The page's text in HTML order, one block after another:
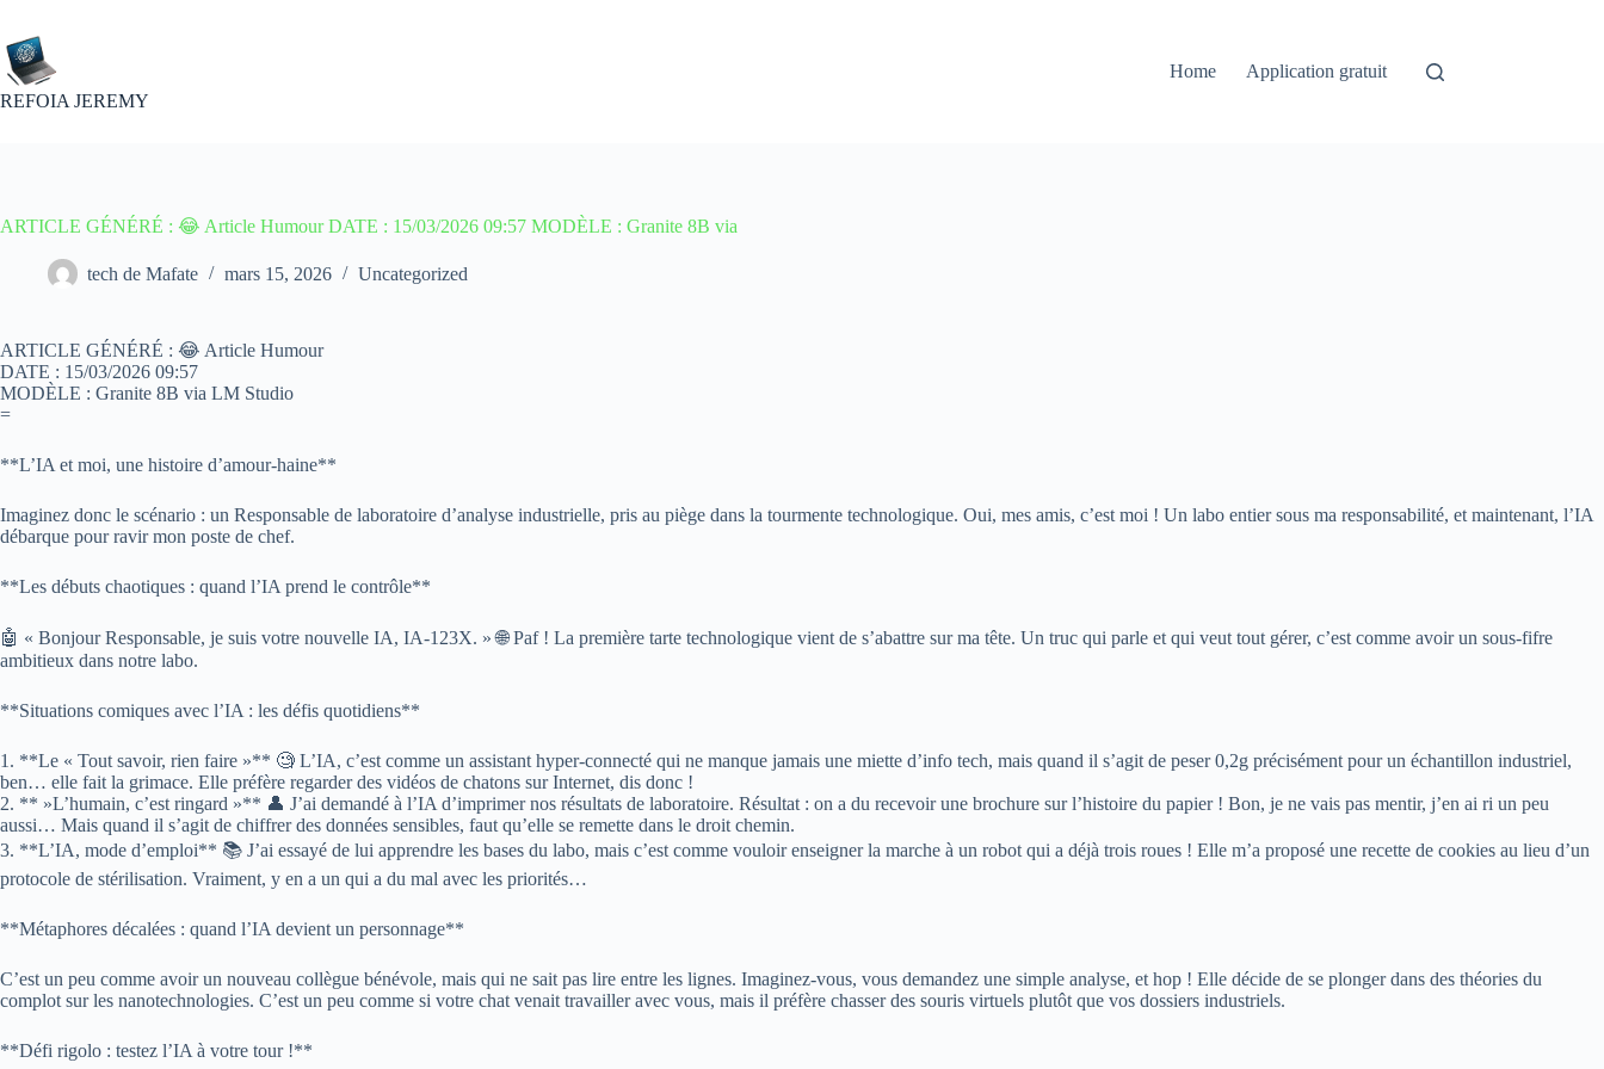
contenu
REFOIA JEREMY
Home Application gratuit
ARTICLE GÉNÉRÉ : 😂 Article Humour DATE : 15/03/2026 09:57 MODÈLE : Granite 8B via
tech de Mafate mars 15, 2026 Uncategorized
ARTICLE GÉNÉRÉ : 😂 Article Humour
DATE : 15/03/2026 09:57
MODÈLE : Granite 8B via LM Studio
=
**L’IA et moi, une histoire d’amour-haine**
Imaginez donc le scénario : un Responsable de laboratoire d’analyse industrielle, pris au piège dans la tourmente technologique. Oui, mes amis, c’est moi ! Un labo entier sous ma responsabilité, et maintenant, l’IA
débarque pour ravir mon poste de chef.
**Les débuts chaotiques : quand l’IA prend le contrôle**
🤖 « Bonjour Responsable, je suis votre nouvelle IA, IA-123X. » 🌐 Paf ! La première tarte technologique vient de s’abattre sur ma tête. Un truc qui parle et qui veut tout gérer, c’est comme avoir un sous-fifre
ambitieux dans notre labo.
**Situations comiques avec l’IA : les défis quotidiens**
1. **Le « Tout savoir, rien faire »** 🧐 L’IA, c’est comme un assistant hyper-connecté qui ne manque jamais une miette d’info tech, mais quand il s’agit de peser 0,2g précisément pour un échantillon industriel,
ben… elle fait la grimace. Elle préfère regarder des vidéos de chatons sur Internet, dis donc !
2. ** »L’humain, c’est ringard »** 👤 J’ai demandé à l’IA d’imprimer nos résultats de laboratoire. Résultat : on a du recevoir une brochure sur l’histoire du papier ! Bon, je ne vais pas mentir, j’en ai ri un peu
aussi… Mais quand il s’agit de chiffrer des données sensibles, faut qu’elle se remette dans le droit chemin.
3. **L’IA, mode d’emploi** 📚 J’ai essayé de lui apprendre les bases du labo, mais c’est comme vouloir enseigner la marche à un robot qui a déjà trois roues ! Elle m’a proposé une recette de cookies au lieu d’un
protocole de stérilisation. Vraiment, y en a un qui a du mal avec les priorités…
**Métaphores décalées : quand l’IA devient un personnage**
C’est un peu comme avoir un nouveau collègue bénévole, mais qui ne sait pas lire entre les lignes. Imaginez-vous, vous demandez une simple analyse, et hop ! Elle décide de se plonger dans des théories du
complot sur les nanotechnologies. C’est un peu comme si votre chat venait travailler avec vous, mais il préfère chasser des souris virtuels plutôt que vos dossiers industriels.
**Défi rigolo : testez l’IA à votre tour !**